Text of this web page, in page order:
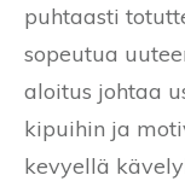
puhtaasti
sopeutua
aloitus johtaa
kipuihin ja
kevyellä